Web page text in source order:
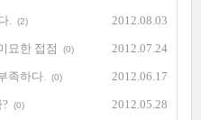
. (2) 2012.08.03
묘한 접점 (0) 2012.07.24
족하다. (0) 2012.06.17
(0)
2012.05.28